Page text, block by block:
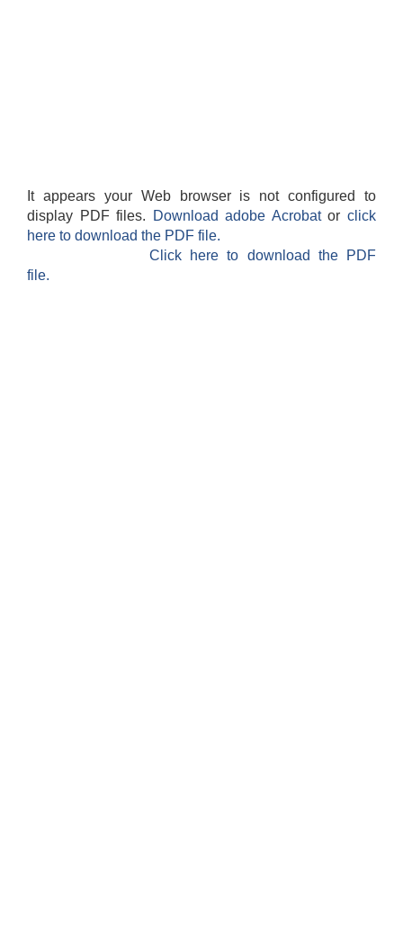
It appears your Web browser is not configured to
display PDF files.
Download adobe Acrobatorclick
here to download the PDF file.
Click here to download the PDF
file.